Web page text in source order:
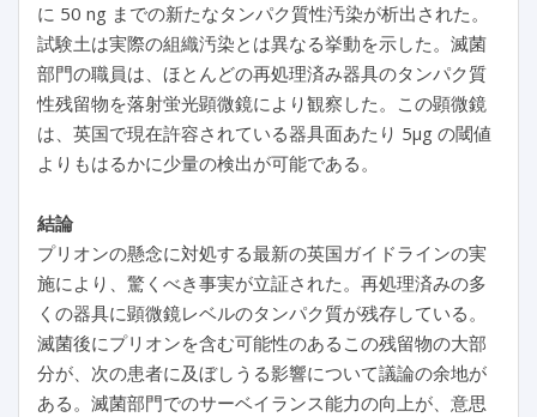
に 50 ng までの新たなタンパク質性汚染が析出された。
試験土は実際の組織汚染とは異なる挙動を示した。滅菌
部門の職員は、ほとんどの再処理済み器具のタンパク質
性残留物を落射蛍光顕微鏡により観察した。この顕微鏡
は、英国で現在許容されている器具面あたり 5μg の閾値
よりもはるかに少量の検出が可能である。
結論
プリオンの懸念に対処する最新の英国ガイドラインの実
施により、驚くべき事実が立証された。再処理済みの多
くの器具に顕微鏡レベルのタンパク質が残存している。
滅菌後にプリオンを含む可能性のあるこの残留物の大部
分が、次の患者に及ぼしうる影響について議論の余地が
ある。滅菌部門でのサーベイランス能力の向上が、意思